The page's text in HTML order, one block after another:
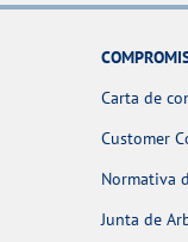
Carta de
Customer
Normativa
Junta de